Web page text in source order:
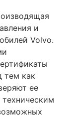
и
Volvo.
тем как
ее